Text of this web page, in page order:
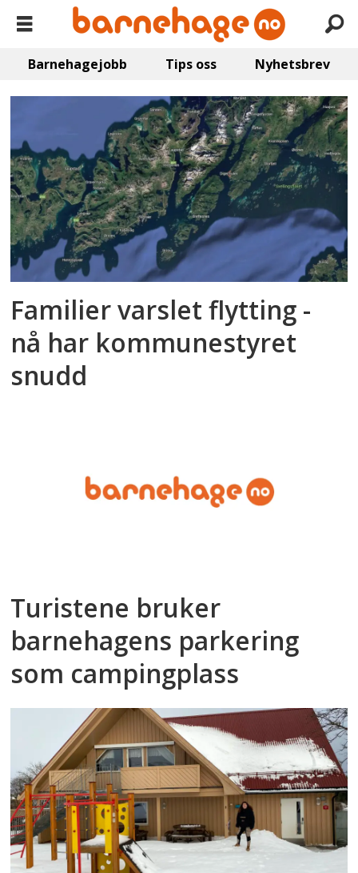
Barnehagejobb Tips oss Nyhetsbrev
Emne:
lofoten
Familier varslet flytting -
nå har kommunestyret
snudd
Turistene bruker
barnehagens parkering
som campingplass